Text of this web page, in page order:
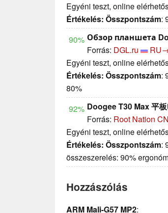
Egyéni teszt, online
Értékelés: Összpontszám:
90% Обзор планшета
Forrás: DGL.ru
Egyéni teszt, online
Értékelés: Összpontszám:
80%
92% Doogee T30 Max 平
Forrás: Root Nation CN
Egyéni teszt, online
Értékelés: Összpontszám:
összeszerelés: 90%
Hozzászólás
ARM Mali-G57 MP2: